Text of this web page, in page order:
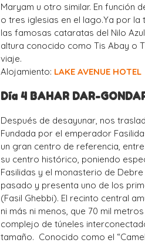
Maryam u otro similar. En función
o tres iglesias en el lago.Ya por
las famosas cataratas del Nilo
altura conocido como Tis Abay o
viaje.
Alojamiento: LAKE AVENUE HOTEL
Día 4 BAHAR DAR-
Después de desayunar, nos
Fundada por el emperador
un gran centro de referencia,
su centro histórico, poniendo
Fasilidas y el monasterio de
pasado y presenta uno de los
(Fasil Ghebbi). El recinto central
ni más ni menos, que 70 mil
complejo de túneles
tamaño. Conocido como el